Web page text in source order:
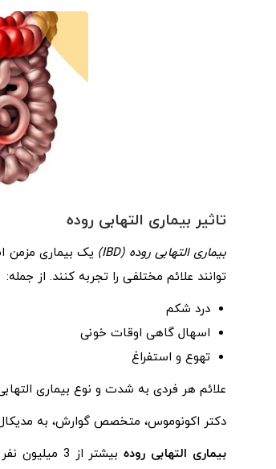
تاثیر بیماری التهابی روده
بیماری التهابی روده (IBD)
یک بیماری مزمن
توانند علائم مختلفی را تجربه کنند. از جمله:
درد شکم
اسهال گاهی اوقات خونی
تهوع و استفراغ
علائم هر فردی به شدت و نوع بیماری
دکتر اکونوموس، متخصص گوارش، به
بیماری التهابی روده
بیشتر از 3